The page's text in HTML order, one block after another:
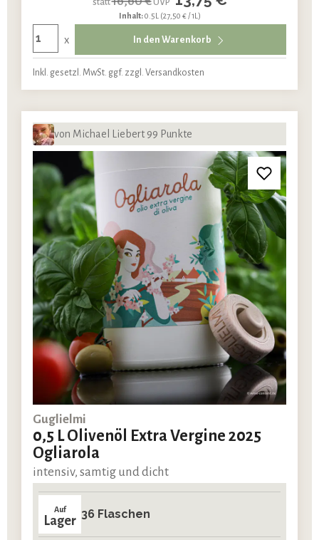
statt UVP
Inhalt:0.5L (27,50 € / 1L)
x In den Warenkorb
Inkl. gesetzl. MwSt. ggf. zzgl. Versandkosten
von Michael Liebert 99 Punkte
Guglielmi
0,5 L Olivenöl Extra Vergine 2025
Ogliarola
intensiv, samtig und dicht
Auf
Lager 36 Flaschen